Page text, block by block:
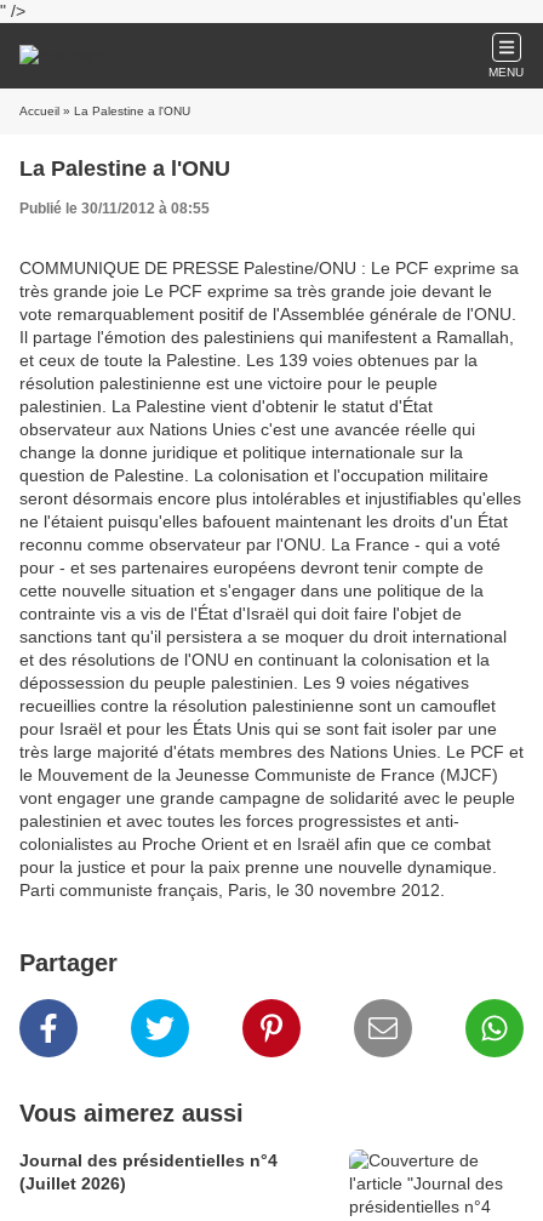
" />
MENU
Accueil » La Palestine a l'ONU
La Palestine a l'ONU
Publié le 30/11/2012 à 08:55
COMMUNIQUE DE PRESSE Palestine/ONU : Le PCF exprime sa
très grande joie Le PCF exprime sa très grande joie devant le
vote remarquablement positif de l'Assemblée générale de l'ONU.
Il partage l'émotion des palestiniens qui manifestent a Ramallah,
et ceux de toute la Palestine. Les 139 voies obtenues par la
résolution palestinienne est une victoire pour le peuple
palestinien. La Palestine vient d'obtenir le statut d'État
observateur aux Nations Unies c'est une avancée réelle qui
change la donne juridique et politique internationale sur la
question de Palestine. La colonisation et l'occupation militaire
seront désormais encore plus intolérables et injustifiables qu'elles
ne l'étaient puisqu'elles bafouent maintenant les droits d'un État
reconnu comme observateur par l'ONU. La France - qui a voté
pour - et ses partenaires européens devront tenir compte de
cette nouvelle situation et s'engager dans une politique de la
contrainte vis a vis de l'État d'Israël qui doit faire l'objet de
sanctions tant qu'il persistera a se moquer du droit international
et des résolutions de l'ONU en continuant la colonisation et la
dépossession du peuple palestinien. Les 9 voies négatives
recueillies contre la résolution palestinienne sont un camouflet
pour Israël et pour les États Unis qui se sont fait isoler par une
très large majorité d'états membres des Nations Unies. Le PCF et
le Mouvement de la Jeunesse Communiste de France (MJCF)
vont engager une grande campagne de solidarité avec le peuple
palestinien et avec toutes les forces progressistes et anti-
colonialistes au Proche Orient et en Israël afin que ce combat
pour la justice et pour la paix prenne une nouvelle dynamique.
Parti communiste français, Paris, le 30 novembre 2012.
Partager
Vous aimerez aussi
Journal des présidentielles n°4
(Juillet 2026)